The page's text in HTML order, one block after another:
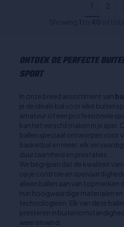
1 2
ONTDEK DE PERFECTE
SPORT
In onze breed assortiment van
je de ideale bal voor elke
amateur of een professionele
kan het verschil maken in je
ballen speciaal ontworpen voor
basketbal en meer, elk
duurzaamheid en prestaties.
We begrijpen dat de kwaliteit
op je controle en
alleen ballen aan van topmerken
hun hoogwaardige materialen
technologieën. Elk van deze
presteren in
weer en wind.